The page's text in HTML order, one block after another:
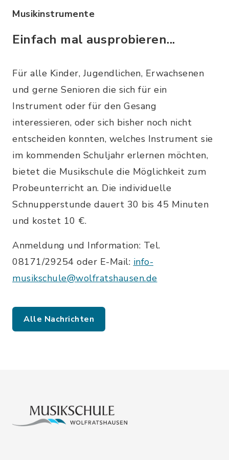
Musikinstrumente
Einfach mal ausprobieren...
Für alle Kinder, Jugendlichen, Erwachsenen
und gerne Senioren die sich für ein
Instrument oder für den Gesang
interessieren, oder sich bisher noch nicht
entscheiden konnten, welches Instrument sie
im kommenden Schuljahr erlernen möchten,
bietet die Musikschule die Möglichkeit zum
Probeunterricht an. Die individuelle
Schnupperstunde dauert 30 bis 45 Minuten
und kostet 10 €.
Anmeldung und Information: Tel.
08171/29254 oder E-Mail: info-
musikschule@wolfratshausen.de
Alle Nachrichten